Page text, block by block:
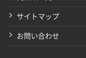
サイトマップ
お問い合わせ